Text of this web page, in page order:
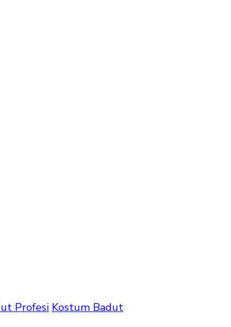
Profesi Kostum Badut